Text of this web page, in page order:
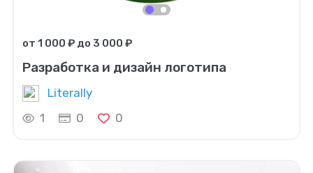
от 1 000 ₽ до 3 000 ₽
Разработка и дизайн логотипа
Literally
1
0 0